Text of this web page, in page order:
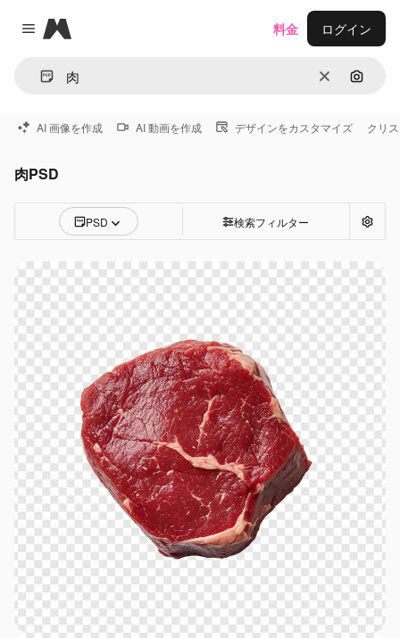
Close menu
Magnific
消去 画像で
料金 ログイン
AI 画像を作成 AI 動画を作成 デザインをカスタマイズ クリ
肉PSD
PSD 検索フィルター